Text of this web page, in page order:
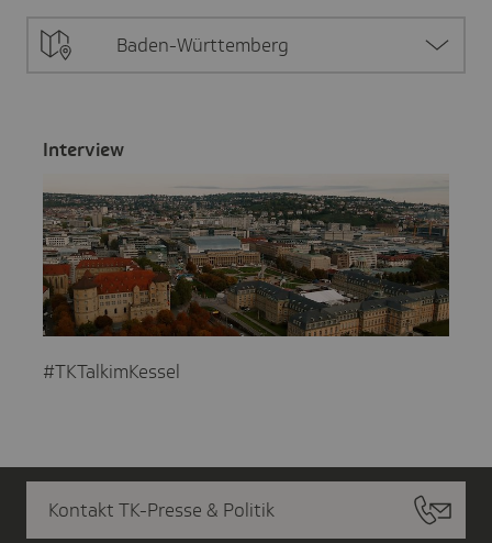
Baden-Württemberg
Inter­view
#TKTalkimKessel
Kontakt TK-Presse & Politik